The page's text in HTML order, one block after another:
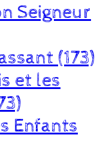
Seigneur
(173)
et les
Enfants